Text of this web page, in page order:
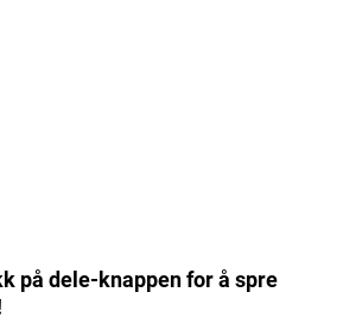
på dele-knappen for å spre